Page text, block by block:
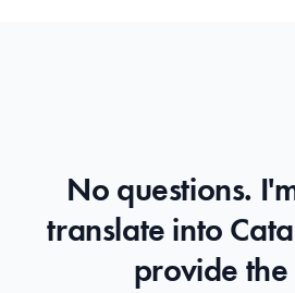
No questions.
translate into
provide the